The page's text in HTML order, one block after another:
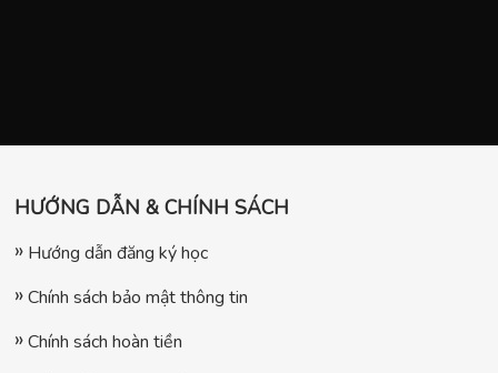
HƯỚNG DẪN & CHÍNH SÁCH
Hướng dẫn đăng ký học
Chính sách bảo mật thông tin
Chính sách hoàn tiền